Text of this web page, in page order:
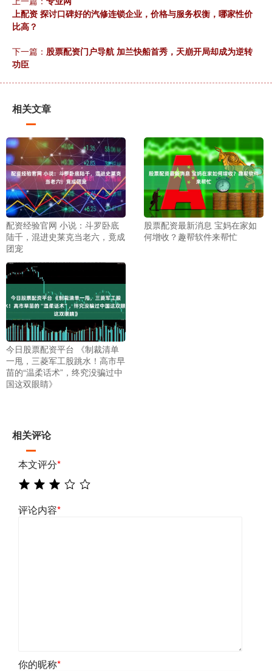
上配资 探讨口碑好的汽修连锁企业，价格与服务权衡，哪家性价
比高？
下一篇： 股票配资门户导航 加兰快船首秀，天崩开局却成为逆转
功臣
相关文章
配资经验官网 小说：斗罗卧底
陆千，混进史莱克当老六，竟成
团宠
股票配资最新消息 宝妈在家如
何增收？趣帮软件来帮忙
今日股票配资平台 《制裁清单
一甩，三菱军工股跳水！高市早
苗的“温柔话术”，终究没骗过中
国这双眼睛》
相关评论
本文评分*
评论内容*
你的昵称*